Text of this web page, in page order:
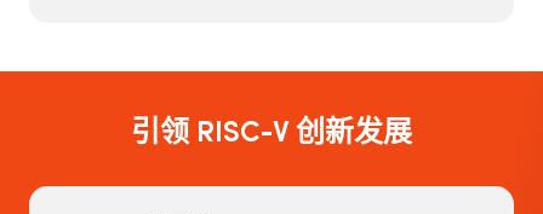
引领 RISC-V 创新发展